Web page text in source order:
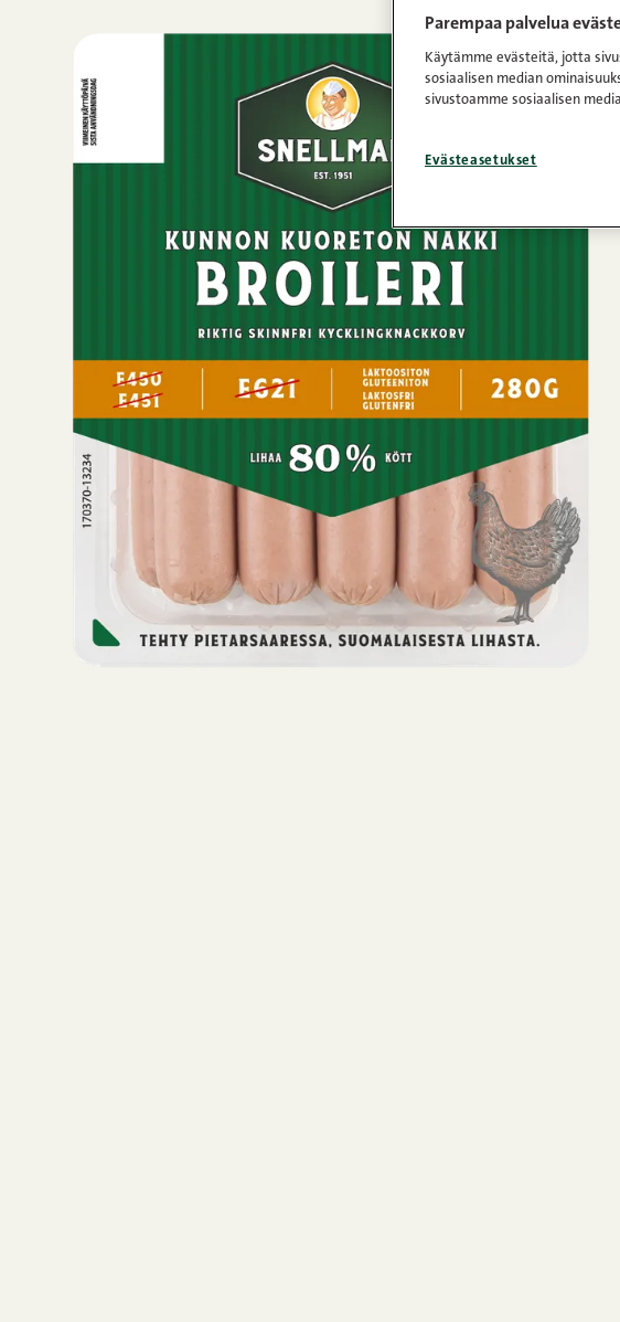
Parempaa palvelua
Käytämme evästeitä, jotta
sosiaalisen median
sivustoamme sosiaalisen
Evästeasetukset